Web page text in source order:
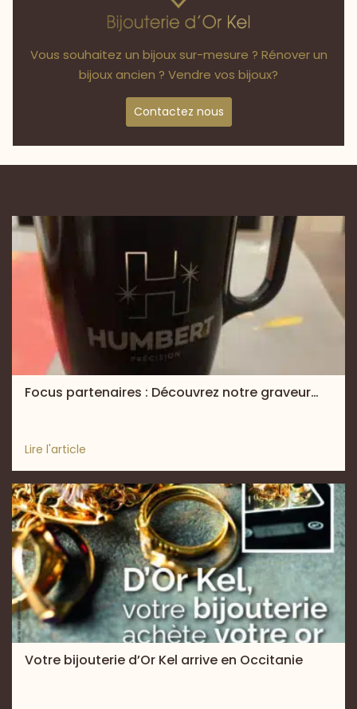
Vous souhaitez un bijoux sur-mesure ? Rénover un
bijoux ancien ? Vendre vos bijoux?
Contactez nous
Focus partenaires : Découvrez notre graveur…
Lire l'article
Votre bijouterie d’Or Kel arrive en Occitanie